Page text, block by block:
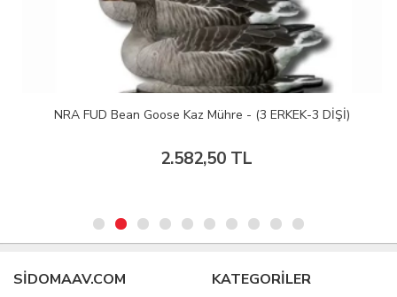
NRA FUD Bean Goose Kaz Mühre - (3 ERKEK-3 DİŞİ)
2.582,50 TL
SIDOMAAV.COM KATEGORİLER